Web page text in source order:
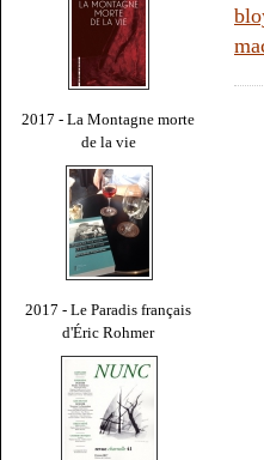
2017 - La Montagne morte
de la vie
2017 - Le Paradis français
d'Éric Rohmer